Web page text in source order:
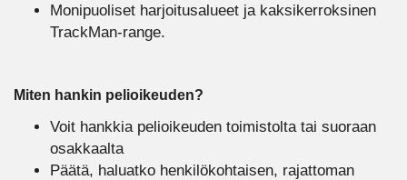
Monipuoliset harjoitusalueet ja kaksikerroksinen
TrackMan-range.
Miten hankin pelioikeuden?
Voit hankkia pelioikeuden toimistolta tai suoraan
osakkaalta
Päätä, haluatko henkilökohtaisen, rajattoman